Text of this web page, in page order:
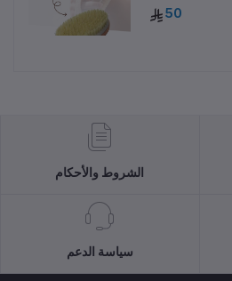
50
الشروط والأحكام
سياسة الدعم